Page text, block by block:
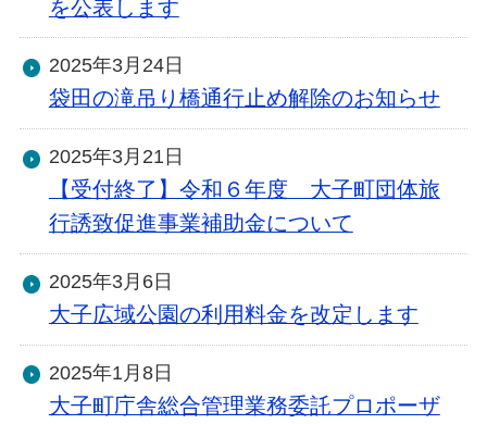
を公表します
2025年3月24日
袋田の滝吊り橋通行止め解除のお知らせ
2025年3月21日
【受付終了】令和６年度 大子町団体旅
行誘致促進事業補助金について
2025年3月6日
大子広域公園の利用料金を改定します
2025年1月8日
大子町庁舎総合管理業務委託プロポーザ